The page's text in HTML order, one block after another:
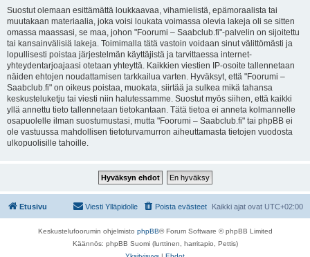
Suostut olemaan esittämättä loukkaavaa, vihamielistä, epämoraalista tai
muutakaan materiaalia, joka voisi loukata voimassa olevia lakeja oli se sitten
omassa maassasi, se maa, johon "Foorumi – Saabclub.fi"-palvelin on sijoitettu
tai kansainvälisiä lakeja. Toimimalla tätä vastoin voidaan sinut välittömästi ja
lopullisesti poistaa järjestelmän käyttäjistä ja tarvittaessa internet-
yhteydentarjoajaasi otetaan yhteyttä. Kaikkien viestien IP-osoite tallennetaan
näiden ehtojen noudattamisen tarkkailua varten. Hyväksyt, että "Foorumi –
Saabclub.fi" on oikeus poistaa, muokata, siirtää ja sulkea mikä tahansa
keskusteluketju tai viesti niin halutessamme. Suostut myös siihen, että kaikki
yllä annettu tieto tallennetaan tietokantaan. Tätä tietoa ei anneta kolmannelle
osapuolelle ilman suostumustasi, mutta "Foorumi – Saabclub.fi" tai phpBB ei
ole vastuussa mahdollisen tietoturvamurron aiheuttamasta tietojen vuodosta
ulkopuolisille tahoille.
Etusivu Kaikki ajat ovat UTC+02:00
Poista evästeet
Viesti Ylläpidolle
Keskustelufoorumin ohjelmisto phpBB® Forum Software © phpBB Limited
Käännös: phpBB Suomi (lurttinen, harritapio, Pettis)